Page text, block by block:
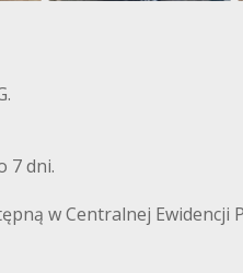
7 dni.
w Centralnej